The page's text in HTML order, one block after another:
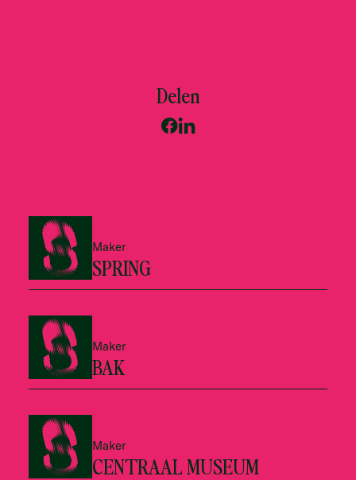
Delen
Maker
SPRING
Maker
BAK
Maker
CENTRAAL MUSEUM